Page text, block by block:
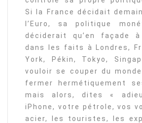
Si la France décidait
l’Euro, sa politique
déciderait qu’en façade
dans les faits à Londres,
York, Pékin, Tokyo,
vouloir se couper du
fermer hermétiquement
mais alors, dites «
iPhone, votre pétrole, vos
acier, les touristes, les